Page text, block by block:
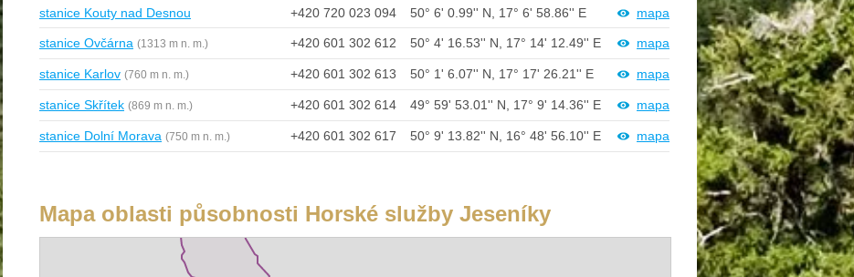
stanice Kouty nad Desnou +420 720 023 094 50° 6' 0.99'' N, 17° 6' 58.86'' E mapa
stanice Ovčárna (1313 m n. m.) +420 601 302 612 50° 4' 16.53'' N, 17° 14' 12.49'' E mapa
stanice Karlov (760 m n. m.) +420 601 302 613 50° 1' 6.07'' N, 17° 17' 26.21'' E mapa
stanice Skřítek (869 m n. m.) +420 601 302 614 49° 59' 53.01'' N, 17° 9' 14.36'' E mapa
stanice Dolní Morava (750 m n. m.) +420 601 302 617 50° 9' 13.82'' N, 16° 48' 56.10'' E mapa
Mapa oblasti působnosti Horské služby Jeseníky